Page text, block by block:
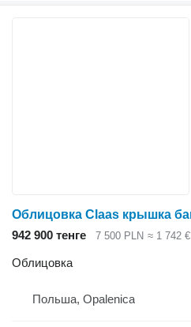
942 900 тенге 7 500 PLN ≈ 1 742 €
Облицовка
Польша, Opalenica